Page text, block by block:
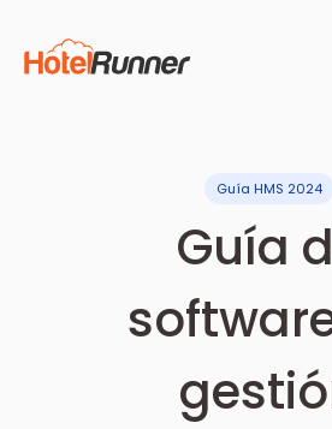
Guía HMS 2024
Guía